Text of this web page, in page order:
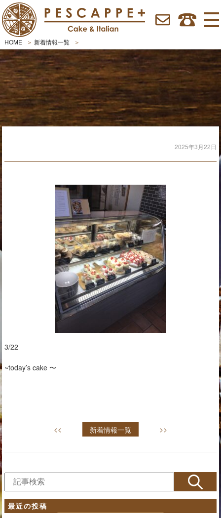
HOME 新着情報一覧
2025年3月22日
3/22
~today’s cake 〜
<< 新着情報一覧 >>
最近の投稿